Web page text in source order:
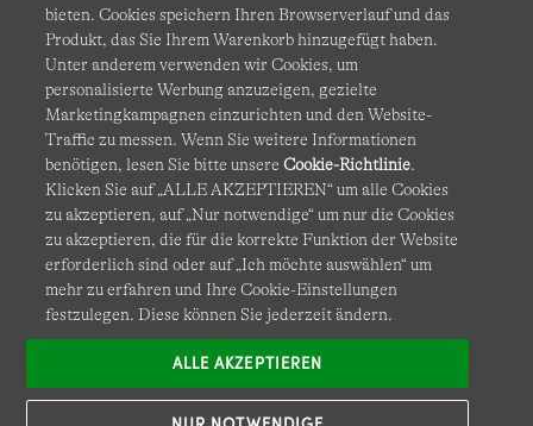
AGB Datenschutz & Sicherheit
Cookies Ich möchte auswählen Barrierefreiheit
Site Map Internationale Websites
Diese Website ist durch reCAPTCHA geschützt. Es gelten die
Datenschutzerklärung undNutzungsbedingungenvon
Google.
bieten. Cookies speichern Ihren Browserverlauf und das
Produkt, das Sie Ihrem Warenkorb hinzugefügt haben.
Unter anderem verwenden wir Cookies, um
personalisierte Werbung anzuzeigen, gezielte
Marketingkampagnen einzurichten und den Website-
Traffic zu messen. Wenn Sie weitere Informationen
benötigen, lesen Sie bitte unsereCookie-Richtlinie.
Klicken Sie auf „ALLE AKZEPTIEREN“ um alle Cookies
zu akzeptieren, auf „Nur notwendige“ um nur die Cookies
zu akzeptieren, die für die korrekte Funktion der Website
erforderlich sind oder auf „Ich möchte auswählen“ um
mehr zu erfahren und Ihre Cookie-Einstellungen
festzulegen. Diese können Sie jederzeit ändern.
ALLE AKZEPTIEREN